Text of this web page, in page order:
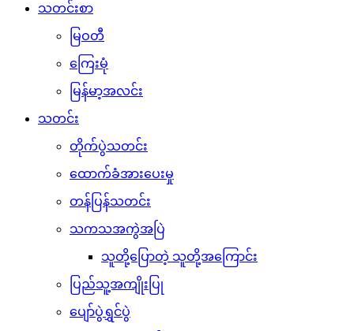
သတင်းစာ
မြဝတီ
ကြေးမုံ
မြန်မာ့အလင်း
သတင်း
တိုက်ပွဲသတင်း
ထောက်ခံအားပေးမှု
တန်ပြန်သတင်း
သကသအကွဲအပြဲ
သူတို့ပြောတဲ့ သူတို့အကြောင်း
ပြည်သူ့အကျိုးပြု
ပျော်ပွဲရွှင်ပွဲ